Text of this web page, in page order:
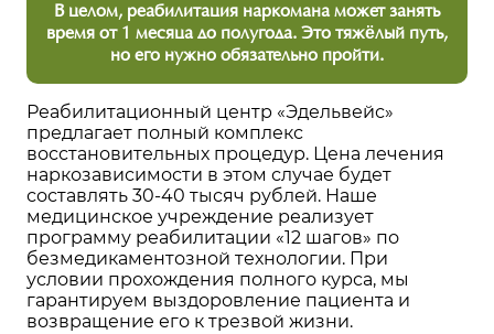
В целом, реабилитация наркомана может занять
время от 1 месяца до полугода. Это тяжёлый путь,
но его нужно обязательно пройти.
Реабилитационный центр «Эдельвейс»
предлагает полный комплекс
восстановительных процедур. Цена лечения
наркозависимости в этом случае будет
составлять 30-40 тысяч рублей. Наше
медицинское учреждение реализует
программу реабилитации «12 шагов» по
безмедикаментозной технологии. При
условии прохождения полного курса, мы
гарантируем выздоровление пациента и
возвращение его к трезвой жизни.